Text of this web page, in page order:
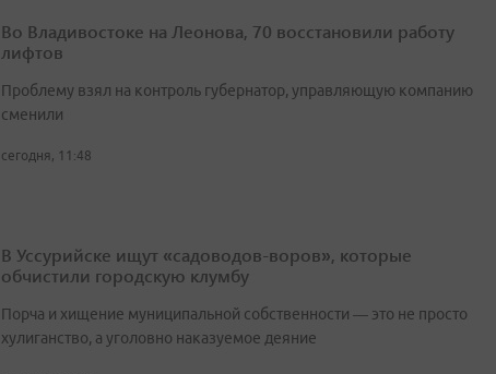
Во Владивостоке на Леонова, 70 восстановили работу
лифтов
Проблему взял на контроль губернатор, управляющую компанию
сменили
сегодня, 11:48
В Уссурийске ищут «садоводов-воров», которые
обчистили городскую клумбу
Порча и хищение муниципальной собственности — это не просто
хулиганство, а уголовно наказуемое деяние